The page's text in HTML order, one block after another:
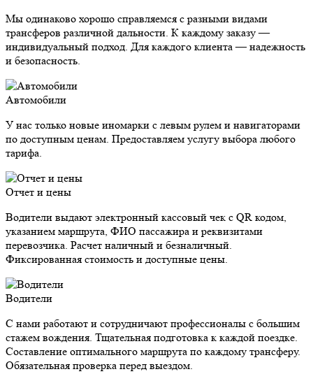
Мы одинаково хорошо справляемся с разными видами
трансферов различной дальности. К каждому заказу —
индивидуальный подход. Для каждого клиента — надежность
и безопасность.
Автомобили
У нас только новые иномарки с левым рулем и навигаторами
по доступным ценам. Предоставляем услугу выбора любого
тарифа.
Отчет и цены
Водители выдают электронный кассовый чек с QR кодом,
указанием маршрута, ФИО пассажира и реквизитами
перевозчика. Расчет наличный и безналичный.
Фиксированная стоимость и доступные цены.
Водители
С нами работают и сотрудничают профессионалы с большим
стажем вождения. Тщательная подготовка к каждой поездке.
Составление оптимального маршрута по каждому трансферу.
Обязательная проверка перед выездом.